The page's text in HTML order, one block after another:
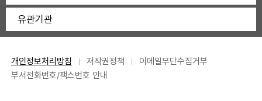
유관기관
개인정보처리방침 저작권정책
이메일무단수집거부
부서전화번호/팩스번호 안내